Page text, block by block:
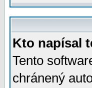
Kto napísal
Tento
chránený